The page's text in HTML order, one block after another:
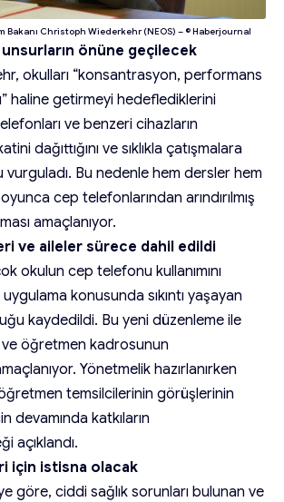
Bakanı Christoph Wiederkehr (NEOS) – © Haberjournal
önüne geçilecek
okulları “konsantrasyon, performans
haline getirmeyi hedeflediklerini
ve benzeri cihazların
dağıttığını ve sıklıkla çatışmalara
Bu nedenle hem dersler hem
cep telefonlarından arındırılmış
amaçlanıyor.
ve aileler sürece dahil edildi
okulun cep telefonu kullanımını
uygulama konusunda sıkıntı yaşayan
kaydedildi. Bu yeni düzenleme ile
öğretmen kadrosunun
Yönetmelik hazırlanırken
temsilcilerinin görüşlerinin
devamında katkıların
açıklandı.
için istisna olacak
göre, ciddi sağlık sorunları bulunan ve